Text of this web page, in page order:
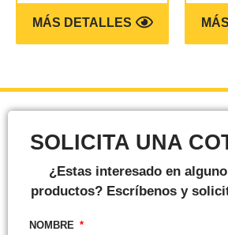
MÁS DETALLES
SOLICITA UNA
¿Estas interesado en
productos? Escríbenos y
NOMBRE